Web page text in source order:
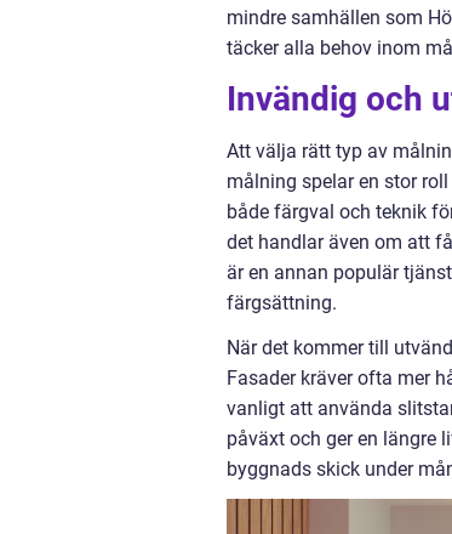
mindre samhällen som
täcker alla behov inom
Invändig och
Att välja rätt typ av
målning spelar en stor
både färgval och teknik
det handlar även om att
är en annan populär
färgsättning.
När det kommer till
Fasader kräver ofta mer
vanligt att använda
påväxt och ger en längre
byggnads skick under